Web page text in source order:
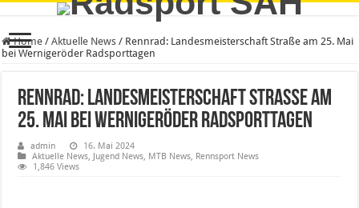
Home / Aktuelle News / Rennrad: Landesmeisterschaft Straße am 25. Mai
bei Wernigeröder Radsporttagen
Rennrad: Landesmeisterschaft Straße am
25. Mai bei Wernigeröder Radsporttagen
admin
16. Mai 2024
Aktuelle News, Jugend News, MTB News, Rennsport News
1,846 Views